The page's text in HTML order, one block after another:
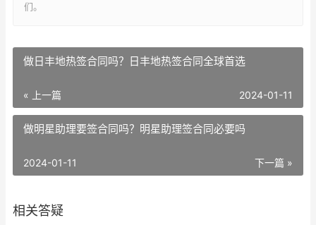
们。
做日丰地热签合同吗？日丰地热签合同全球首选
« 上一篇 2024-01-11
做明星助理要签合同吗？明星助理签合同必要吗
下一篇 »
2024-01-11
相关答疑